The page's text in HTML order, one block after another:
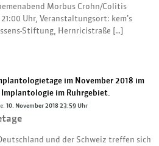
Morbus Crohn/Colitis
Uhr, Veranstaltungsort: kem’s
Stiftung, Hernricistraße […]
10. November 2018 23:59 Uhr
und der Schweiz treffen sich